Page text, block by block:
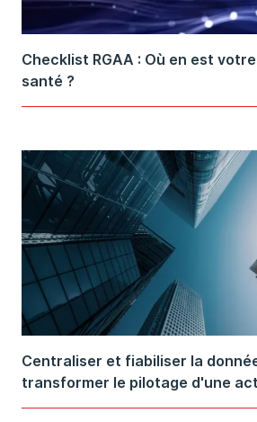
Checklist RGAA : Où en est
santé ?
Centraliser et fiabiliser la
transformer le pilotage d'une